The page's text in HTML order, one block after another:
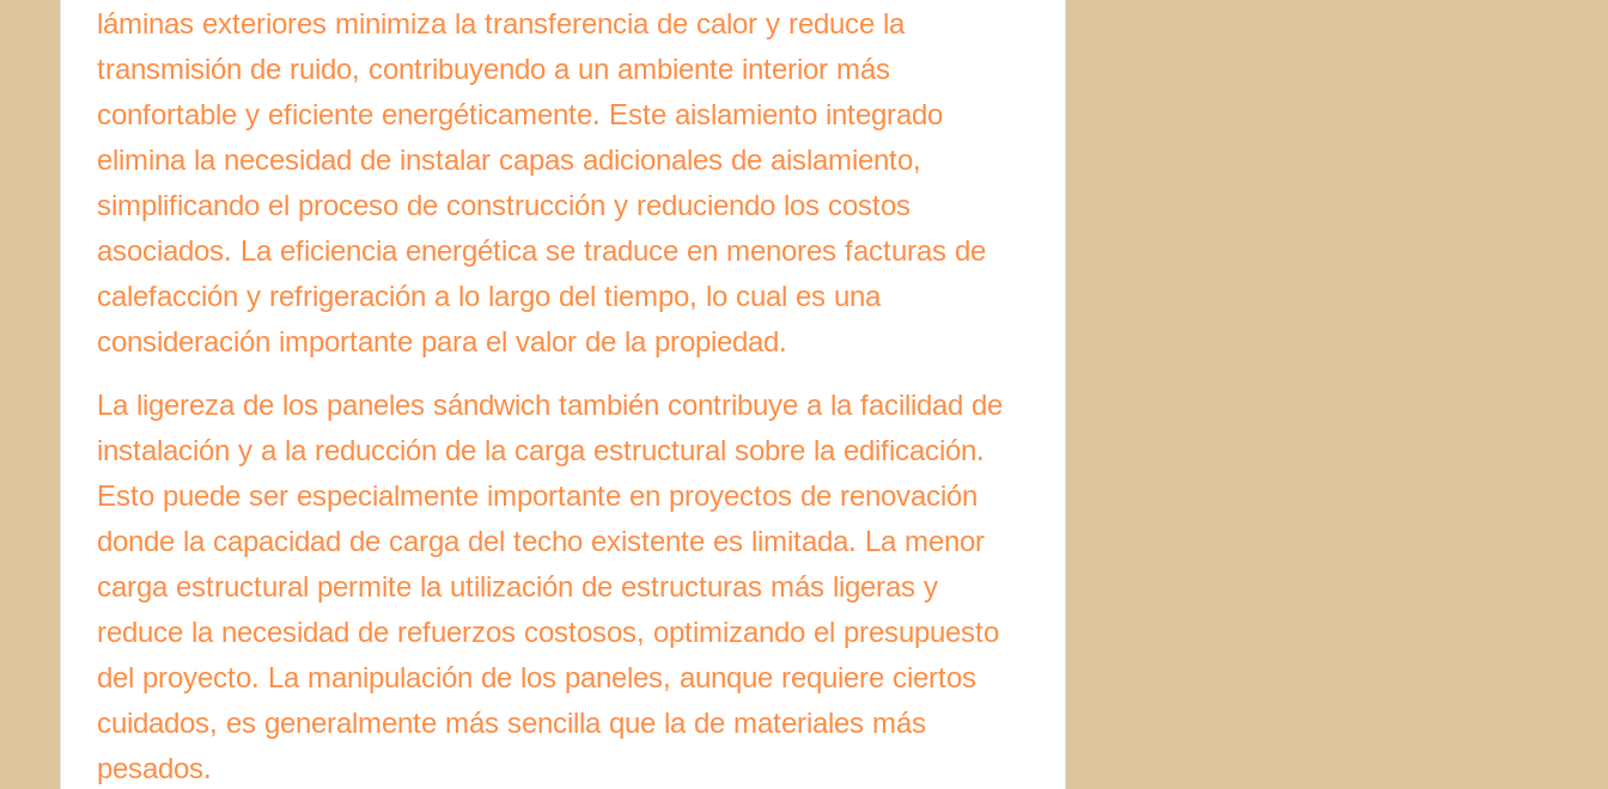
láminas exteriores minimiza la transferencia de calor y reduce la
transmisión de ruido, contribuyendo a un ambiente interior más
confortable y eficiente energéticamente. Este aislamiento integrado
elimina la necesidad de instalar capas adicionales de aislamiento,
simplificando el proceso de construcción y reduciendo los costos
asociados. La eficiencia energética se traduce en menores facturas de
calefacción y refrigeración a lo largo del tiempo, lo cual es una
consideración importante para el valor de la propiedad.
La ligereza de los paneles sándwich también contribuye a la facilidad de
instalación y a la reducción de la carga estructural sobre la edificación.
Esto puede ser especialmente importante en proyectos de renovación
donde la capacidad de carga del techo existente es limitada. La menor
carga estructural permite la utilización de estructuras más ligeras y
reduce la necesidad de refuerzos costosos, optimizando el presupuesto
del proyecto. La manipulación de los paneles, aunque requiere ciertos
cuidados, es generalmente más sencilla que la de materiales más
pesados.